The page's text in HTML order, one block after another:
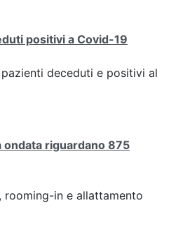
positivi a Covid-19
pazienti deceduti e positivi al
ondata riguardano 875
rooming-in e allattamento